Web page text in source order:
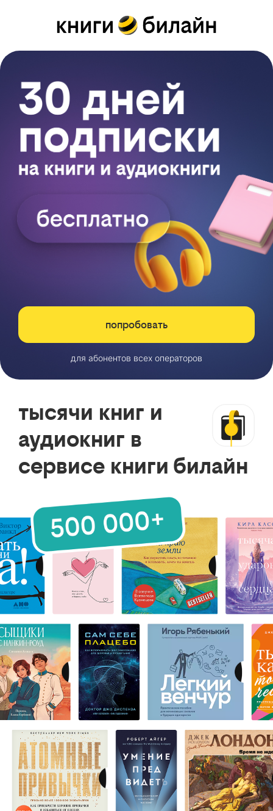
попробовать
для абонентов всех операторов
тысячи книг и
аудиокниг в
сервисе книги билайн